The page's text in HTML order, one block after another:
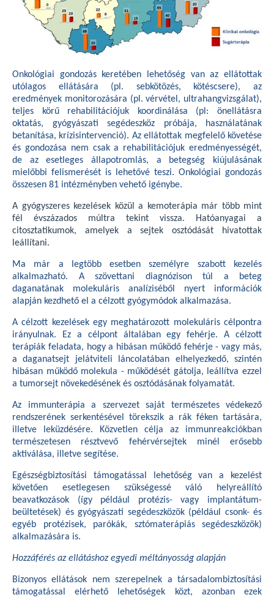
Onkológiai gondozás keretében lehetőség van az ellátottak
utólagos ellátására (pl. sebkötözés, kötéscsere), az
eredmények monitorozására (pl. vérvétel, ultrahangvizsgálat),
teljes körű rehabilitációjuk koordinálása (pl: önellátásra
oktatás, gyógyászati segédeszköz próbája, használatának
betanítása, krízisintervenció). Az ellátottak megfelelő követése
és gondozása nem csak a rehabilitációjuk eredményességét,
de az esetleges állapotromlás, a betegség kiújulásának
mielőbbi felismerését is lehetővé teszi. Onkológiai gondozás
összesen 81 intézményben vehető igénybe.
A gyógyszeres kezelések közül a kemoterápia már több mint
fél évszázados múltra tekint vissza. Hatóanyagai a
citosztatikumok, amelyek a sejtek osztódását hivatottak
leállítani.
Ma már a legtöbb esetben személyre szabott kezelés
alkalmazható. A szövettani diagnózison túl a beteg
daganatának molekuláris analíziséből nyert információk
alapján kezdhető el a célzott gyógymódok alkalmazása.
A célzott kezelések egy meghatározott molekuláris célpontra
irányulnak. Ez a célpont általában egy fehérje. A célzott
terápiák feladata, hogy a hibásan működő fehérje - vagy más,
a daganatsejt jelátviteli láncolatában elhelyezkedő, szintén
hibásan működő molekula - működését gátolja, leállítva ezzel
a tumorsejt növekedésének és osztódásának folyamatát.
Az immunterápia a szervezet saját természetes védekező
rendszerének serkentésével törekszik a rák féken tartására,
illetve leküzdésére. Közvetlen célja az immunreakciókban
természetesen résztvevő fehérvérsejtek minél erősebb
aktiválása, illetve segítése.
Egészségbiztosítási támogatással lehetőség van a kezelést
követően esetlegesen szükségessé váló helyreállító
beavatkozások (így például protézis- vagy implantátum-
beültetések) és gyógyászati segédeszközök (például csonk- és
egyéb protézisek, parókák, sztómaterápiás segédeszközök)
alkalmazására is.
Hozzáférés az ellátáshoz egyedi méltányosság alapján
Bizonyos ellátások nem szerepelnek a társadalombiztosítási
támogatással elérhető lehetőségek közt, azonban ezek